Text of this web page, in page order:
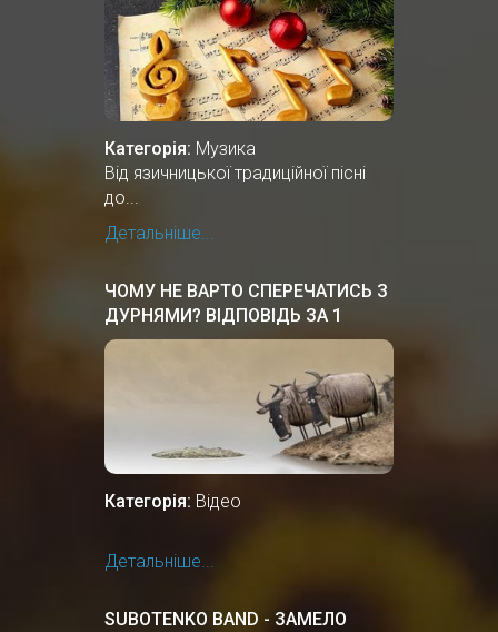
Категорія: Музика
Від язичницької традиційної пісні
до...
Детальніше...
ЧОМУ НЕ ВАРТО СПЕРЕЧАТИСЬ З
ДУРНЯМИ? ВІДПОВІДЬ ЗА 1
ХВИЛИНУ.
Категорія: Відео
Детальніше...
SUBOTENKO BAND - ЗАМЕЛО